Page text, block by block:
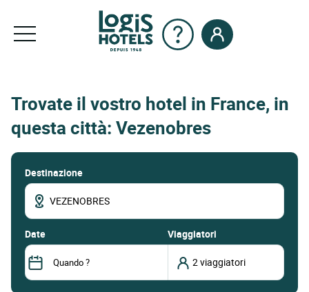
Trovate il vostro hotel in France, in
questa città: Vezenobres
Destinazione
date Viaggiatori